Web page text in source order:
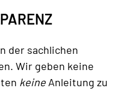
der sachlichen
Wir geben keine
keine Anleitung zu